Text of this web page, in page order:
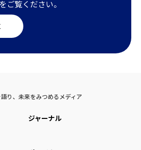
ご覧ください。
り、未来をみつめるメディア
ジャーナル